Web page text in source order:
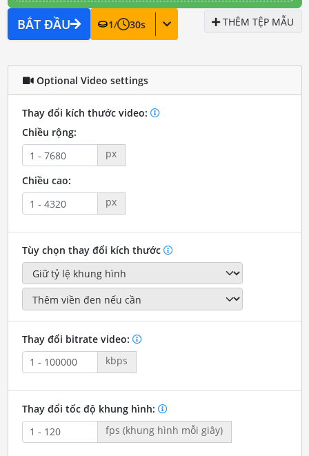
BẮT ĐẦU 1/ 30s THÊM TỆP MẪU
Optional Video settings
Thay đổi kích thước video:
Chiều rộng:
px
Chiều cao:
px
Tùy chọn thay đổi kích thước
Thay đổi bitrate video:
kbps
Thay đổi tốc độ khung hình:
fps (khung hình mỗi giây)